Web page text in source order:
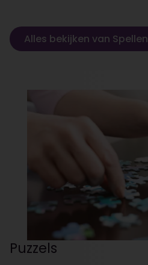
Alles bekijken van Spellen
Puzzels